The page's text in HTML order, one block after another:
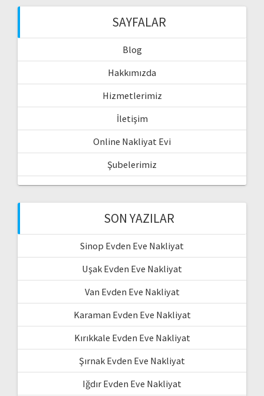
SAYFALAR
Blog
Hakkımızda
Hizmetlerimiz
İletişim
Online Nakliyat Evi
Şubelerimiz
SON YAZILAR
Sinop Evden Eve Nakliyat
Uşak Evden Eve Nakliyat
Van Evden Eve Nakliyat
Karaman Evden Eve Nakliyat
Kırıkkale Evden Eve Nakliyat
Şırnak Evden Eve Nakliyat
Iğdır Evden Eve Nakliyat